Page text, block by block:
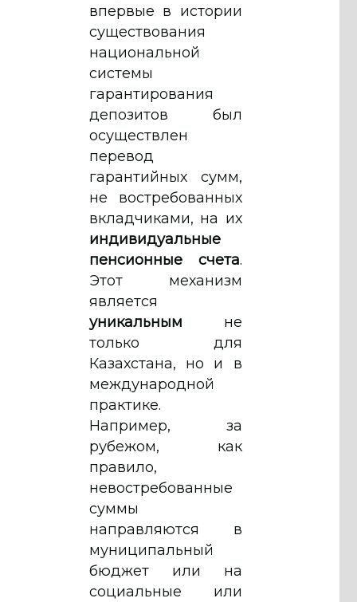
впервые в истории
существования
национальной
системы
гарантирования
депозитов был
осуществлен
перевод
гарантийных сумм,
не востребованных
вкладчиками, на их
индивидуальные
пенсионные счета.
Этот механизм
является
уникальным не
только для
Казахстана, но и в
международной
практике.
Например, за
рубежом, как
правило,
невостребованные
суммы
направляются в
муниципальный
бюджет или на
социальные или